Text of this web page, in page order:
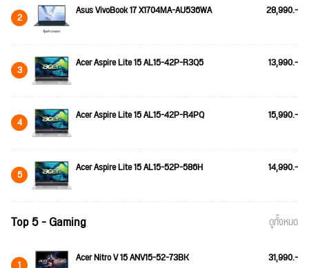
2 Asus VivoBook 17 X1704MA-AU536WA 28,990.-
3 Acer Aspire Lite 15 AL15-42P-R3Q5 13,990.-
4 Acer Aspire Lite 15 AL15-42P-R4PQ 15,990.-
5 Acer Aspire Lite 15 AL15-52P-586H 14,990.-
Top 5 - Gaming ดูทั้งหมด
Acer Nitro V 15 ANV15-52-73BK 31,990.-